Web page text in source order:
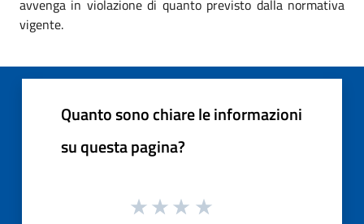
avvenga in violazione di quanto previsto dalla normativa
vigente.
Quanto sono chiare le informazioni
su questa pagina?